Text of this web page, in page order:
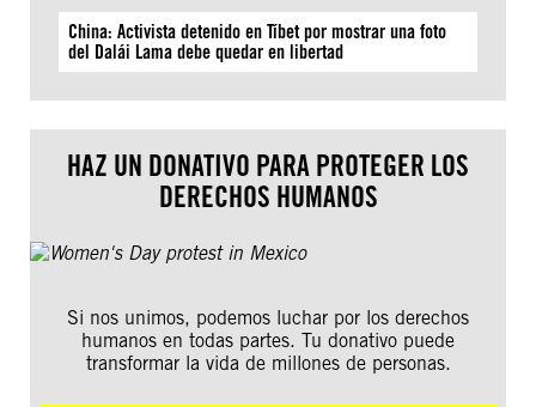
China: Activista detenido en Tíbet por mostrar una foto
del Dalái Lama debe quedar en libertad
HAZ UN DONATIVO PARA PROTEGER LOS
DERECHOS HUMANOS
Si nos unimos, podemos luchar por los derechos
humanos en todas partes. Tu donativo puede
transformar la vida de millones de personas.